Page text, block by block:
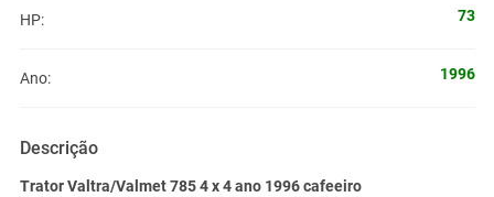
HP: 73
Ano: 1996
Descrição
Trator Valtra/Valmet 785 4 x 4 ano 1996 cafeeiro